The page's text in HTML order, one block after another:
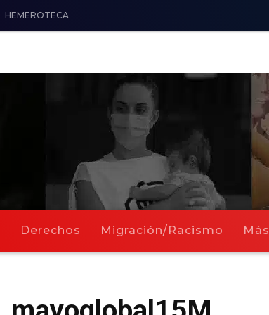
HEMEROTECA
Derechos Migración/Racismo Más